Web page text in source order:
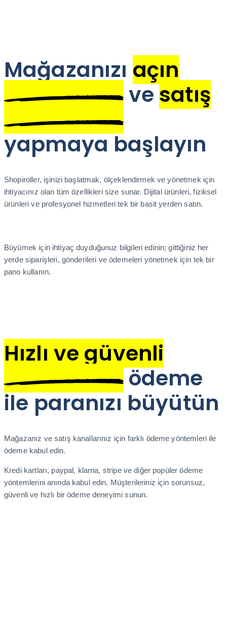
Mağazanızı açın
ve satış
yapmaya başlayın
Shopiroller, işinizi başlatmak, ölçeklendirmek ve yönetmek için
ihtiyacınız olan tüm özellikleri size sunar. Dijital ürünleri, fiziksel
ürünleri ve profesyonel hizmetleri tek bir basit yerden satın.
Büyümek için ihtiyaç duyduğunuz bilgileri edinin; gittiğiniz her
yerde siparişleri, gönderileri ve ödemeleri yönetmek için tek bir
pano kullanın.
Hızlı ve güvenli
ödeme
ile paranızı büyütün
Mağazanız ve satış kanallarınız için farklı ödeme yöntemleri ile
ödeme kabul edin.
Kredi kartları, paypal, klarna, stripe ve diğer popüler ödeme
yöntemlerini anında kabul edin. Müşterileriniz için sorunsuz,
güvenli ve hızlı bir ödeme deneyimi sunun.